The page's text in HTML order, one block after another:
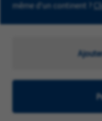
même d'un continent ?